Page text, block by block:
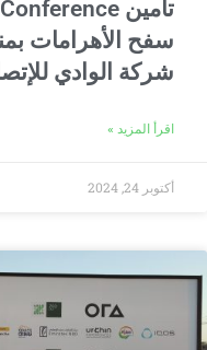
سفح الأهرامات
شركة الوادي
اقرأ المزيد »
أكتوبر 24, 2024